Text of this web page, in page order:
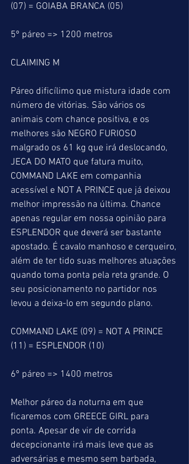
(07) = GOIABA BRANCA (05)
5º páreo => 1200 metros
CLAIMING M
Páreo dificílimo que mistura idade com
número de vitórias. São vários os
animais com chance positiva, e os
melhores são NEGRO FURIOSO
malgrado os 61 kg que irá deslocando,
JECA DO MATO que fatura muito,
COMMAND LAKE em companhia
acessível e NOT A PRINCE que já deixou
melhor impressão na última. Chance
apenas regular em nossa opinião para
ESPLENDOR que deverá ser bastante
apostado. É cavalo manhoso e cerqueiro,
além de ter tido suas melhores atuações
quando toma ponta pela reta grande. O
seu posicionamento no partidor nos
levou a deixa-lo em segundo plano.
COMMAND LAKE (09) = NOT A PRINCE
(11) = ESPLENDOR (10)
6º páreo => 1400 metros
Melhor páreo da noturna em que
ficaremos com GREECE GIRL para
ponta. Apesar de vir de corrida
decepcionante irá mais leve que as
adversárias e mesmo sem barbada,